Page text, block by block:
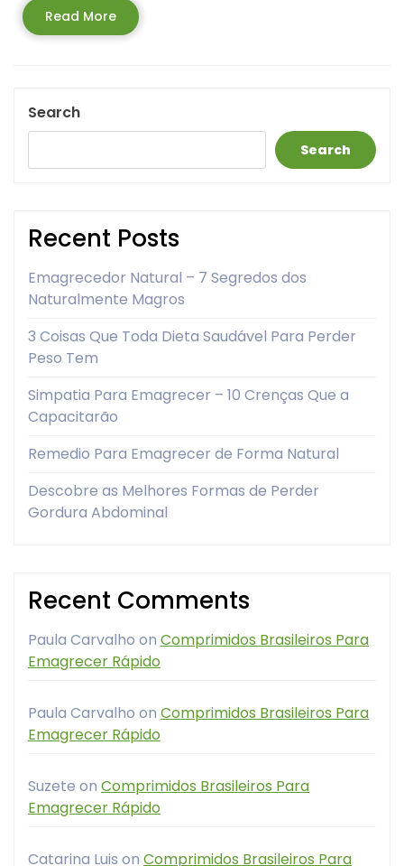
Read MoreRead
More
Search
Search
Recent Posts
Emagrecedor Natural – 7 Segredos dos
Naturalmente Magros
3 Coisas Que Toda Dieta Saudável Para Perder
Peso Tem
Simpatia Para Emagrecer – 10 Crenças Que a
Capacitarão
Remedio Para Emagrecer de Forma Natural
Descobre as Melhores Formas de Perder
Gordura Abdominal
Recent Comments
Paula Carvalho on Comprimidos Brasileiros Para
Emagrecer Rápido
Paula Carvalho on Comprimidos Brasileiros Para
Emagrecer Rápido
Suzete on Comprimidos Brasileiros Para
Emagrecer Rápido
Catarina Luis on Comprimidos Brasileiros Para